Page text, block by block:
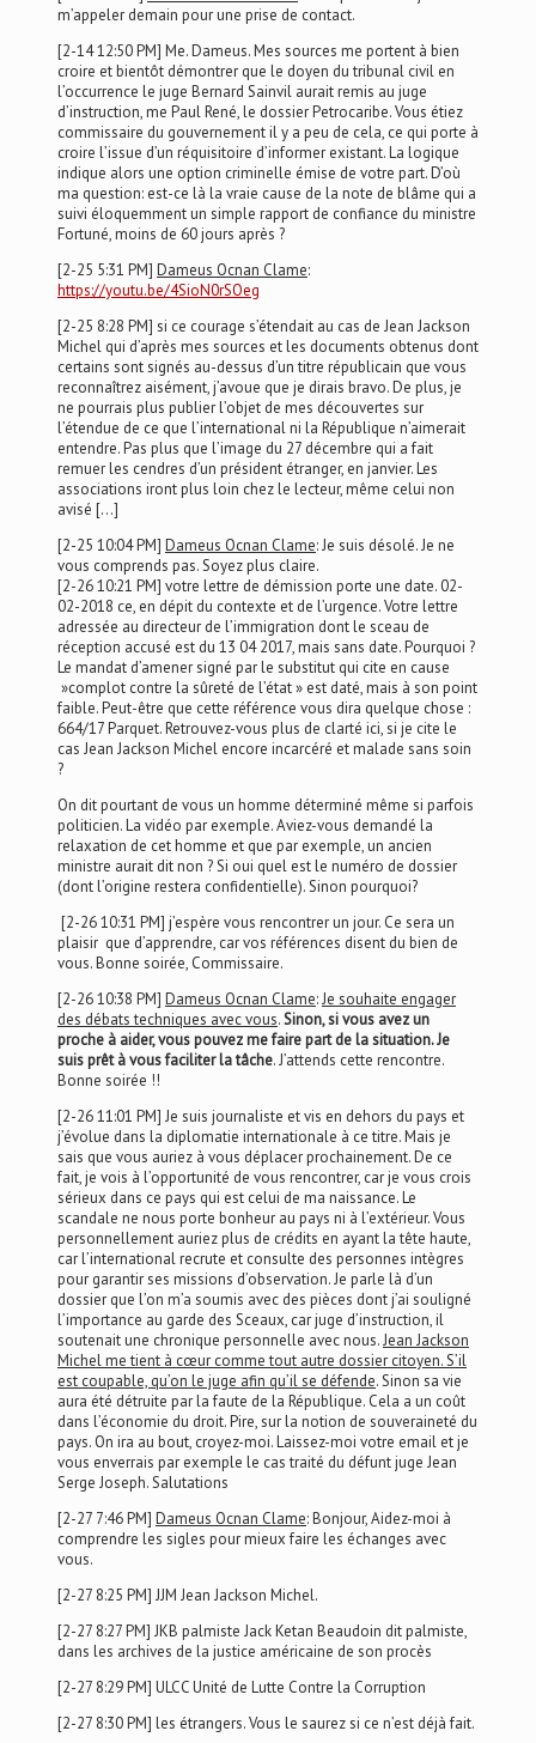
m’appeler demain pour une prise de contact.
[2-14 12:50 PM] Me. Dameus. Mes sources me portent à bien
croire et bientôt démontrer que le doyen du tribunal civil en
l’occurrence le juge Bernard Sainvil aurait remis au juge
d’instruction, me Paul René, le dossier Petrocaribe. Vous étiez
commissaire du gouvernement il y a peu de cela, ce qui porte à
croire l’issue d’un réquisitoire d’informer existant. La logique
indique alors une option criminelle émise de votre part. D’où
ma question: est-ce là la vraie cause de la note de blâme qui a
suivi éloquemment un simple rapport de confiance du ministre
Fortuné, moins de 60 jours après ?
[2-25 5:31 PM] Dameus Ocnan Clame:
https://youtu.be/4SioN0rSOeg
[2-25 8:28 PM] si ce courage s’étendait au cas de Jean Jackson
Michel qui d’après mes sources et les documents obtenus dont
certains sont signés au-dessus d’un titre républicain que vous
reconnaîtrez aisément, j’avoue que je dirais bravo. De plus, je
ne pourrais plus publier l’objet de mes découvertes sur
l’étendue de ce que l’international ni la République n’aimerait
entendre. Pas plus que l’image du 27 décembre qui a fait
remuer les cendres d’un président étranger, en janvier. Les
associations iront plus loin chez le lecteur, même celui non
avisé […]
[2-25 10:04 PM] Dameus Ocnan Clame: Je suis désolé. Je ne
vous comprends pas. Soyez plus claire.
[2-26 10:21 PM] votre lettre de démission porte une date. 02-
02-2018 ce, en dépit du contexte et de l’urgence. Votre lettre
adressée au directeur de l’immigration dont le sceau de
réception accusé est du 13 04 2017, mais sans date. Pourquoi ?
Le mandat d’amener signé par le substitut qui cite en cause
»complot contre la sûreté de l’état » est daté, mais à son point
faible. Peut-être que cette référence vous dira quelque chose :
664/17 Parquet. Retrouvez-vous plus de clarté ici, si je cite le
cas Jean Jackson Michel encore incarcéré et malade sans soin
?
On dit pourtant de vous un homme déterminé même si parfois
politicien. La vidéo par exemple. Aviez-vous demandé la
relaxation de cet homme et que par exemple, un ancien
ministre aurait dit non ? Si oui quel est le numéro de dossier
(dont l’origine restera confidentielle). Sinon pourquoi?
[2-26 10:31 PM] j’espère vous rencontrer un jour. Ce sera un
plaisir que d’apprendre, car vos références disent du bien de
vous. Bonne soirée, Commissaire.
[2-26 10:38 PM] Dameus Ocnan Clame:Je souhaite engager
des débats techniques avec vous.Sinon, si vous avez un
proche à aider, vous pouvez me faire part de la situation. Je
suis prêt à vous faciliter la tâche. J’attends cette rencontre.
Bonne soirée !!
[2-26 11:01 PM] Je suis journaliste et vis en dehors du pays et
j’évolue dans la diplomatie internationale à ce titre. Mais je
sais que vous auriez à vous déplacer prochainement. De ce
fait, je vois à l’opportunité de vous rencontrer, car je vous crois
sérieux dans ce pays qui est celui de ma naissance. Le
scandale ne nous porte bonheur au pays ni à l’extérieur. Vous
personnellement auriez plus de crédits en ayant la tête haute,
car l’international recrute et consulte des personnes intègres
pour garantir ses missions d’observation. Je parle là d’un
dossier que l’on m’a soumis avec des pièces dont j’ai souligné
l’importance au garde des Sceaux, car juge d’instruction, il
soutenait une chronique personnelle avec nous.Jean Jackson
Michel me tient à cœur comme tout autre dossier citoyen. S’il
est coupable, qu’on le juge afin qu’il se défende. Sinon sa vie
aura été détruite par la faute de la République. Cela a un coût
dans l’économie du droit. Pire, sur la notion de souveraineté du
pays. On ira au bout, croyez-moi. Laissez-moi votre email et je
vous enverrais par exemple le cas traité du défunt juge Jean
Serge Joseph. Salutations
[2-27 7:46 PM] Dameus Ocnan Clame: Bonjour, Aidez-moi à
comprendre les sigles pour mieux faire les échanges avec
vous.
[2-27 8:25 PM] JJM Jean Jackson Michel.
[2-27 8:27 PM] JKB palmiste Jack Ketan Beaudoin dit palmiste,
dans les archives de la justice américaine de son procès
[2-27 8:29 PM] ULCC Unité de Lutte Contre la Corruption
[2-27 8:30 PM] les étrangers. Vous le saurez si ce n’est déjà fait.